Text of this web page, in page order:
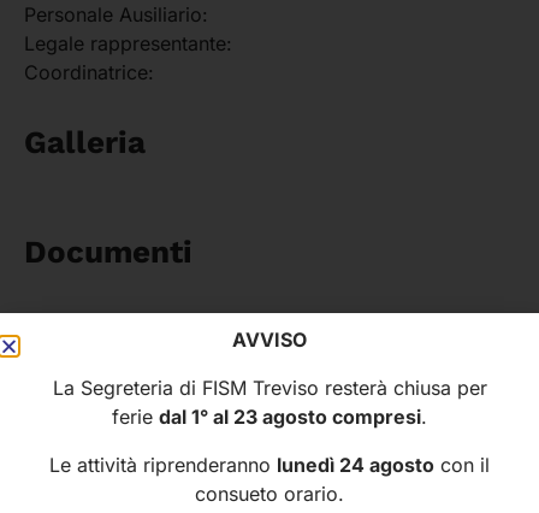
Personale Ausiliario:
Legale rappresentante:
Coordinatrice:
Galleria
Documenti
FISM
Scuole Materne
della Provincia di Treviso
MENÙ
Chi siamo
AVVISO
La Segreteria di FISM Treviso resterà chiusa per
ferie dal 1° al 23 agosto compresi.
Le attività riprenderanno lunedì 24 agosto con il
consueto orario.